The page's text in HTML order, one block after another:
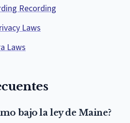
Recording
Laws
Laws
bajo la ley de Maine?